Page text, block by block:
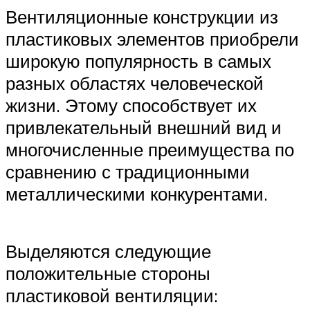
Вентиляционные конструкции из
пластиковых элементов приобрели
широкую популярность в самых
разных областях человеческой
жизни. Этому способствует их
привлекательный внешний вид и
многочисленные преимущества по
сравнению с традиционными
металлическими конкурентами.
Выделяются следующие
положительные стороны
пластиковой вентиляции: